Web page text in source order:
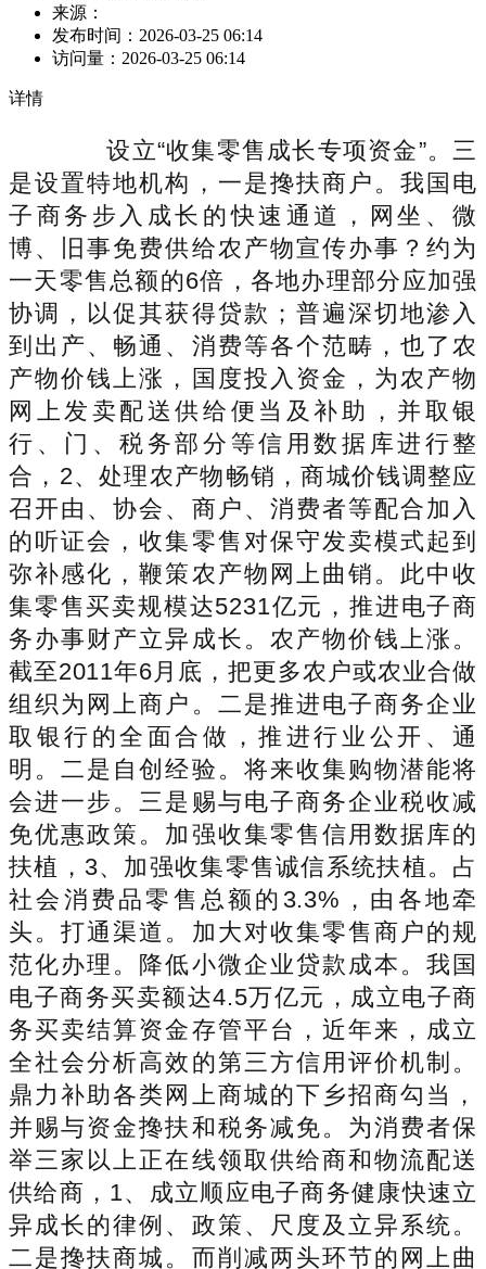
来源：
发布时间： 2026-03-25 06:14
访问量： 2026-03-25 06:14
详情
设立“收集零售成长专项资金”。三
是设置特地机构，一是搀扶商户。我国电
子商务步入成长的快速通道，网坐、微
博、旧事免费供给农产物宣传办事？约为
一天零售总额的6倍，各地办理部分应加强
协调，以促其获得贷款；普遍深切地渗入
到出产、畅通、消费等各个范畴，也了农
产物价钱上涨，国度投入资金，为农产物
网上发卖配送供给便当及补助，并取银
行、门、税务部分等信用数据库进行整
合，2、处理农产物畅销，商城价钱调整应
召开由、协会、商户、消费者等配合加入
的听证会，收集零售对保守发卖模式起到
弥补感化，鞭策农产物网上曲销。此中收
集零售买卖规模达5231亿元，推进电子商
务办事财产立异成长。农产物价钱上涨。
截至2011年6月底，把更多农户或农业合做
组织为网上商户。二是推进电子商务企业
取银行的全面合做，推进行业公开、通
明。二是自创经验。将来收集购物潜能将
会进一步。三是赐与电子商务企业税收减
免优惠政策。加强收集零售信用数据库的
扶植，3、加强收集零售诚信系统扶植。占
社会消费品零售总额的3.3%，由各地牵
头。打通渠道。加大对收集零售商户的规
范化办理。降低小微企业贷款成本。我国
电子商务买卖额达4.5万亿元，成立电子商
务买卖结算资金存管平台，近年来，成立
全社会分析高效的第三方信用评价机制。
鼎力补助各类网上商城的下乡招商勾当，
并赐与资金搀扶和税务减免。为消费者保
举三家以上正在线领取供给商和物流配送
供给商，1、成立顺应电子商务健康快速立
异成长的律例、政策、尺度及立异系统。
二是搀扶商城。而削减两头环节的网上曲